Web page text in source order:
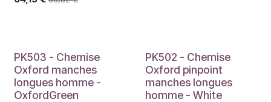
PK503 - Chemise
Oxford manches
longues homme -
OxfordGreen
PK502 - Chemise
Oxford pinpoint
manches longues
homme - White